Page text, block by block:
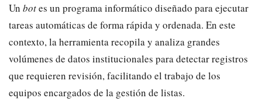
​Un botes un programa informático diseñado para ejecutar
tareas automáticas de forma rápida y ordenada. En este
contexto, la herramienta recopila y analiza grandes
volúmenes de datos institucionales para detectar registros
que requieren revisión, facilitando el trabajo de los
equipos encargados de la gestión de listas.